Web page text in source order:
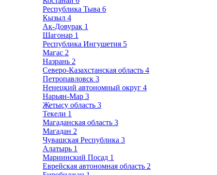
Республика Тыва 6
Кызыл 4
Ак-Довурак 1
Шагонар 1
Республика Ингушетия 5
Магас 2
Назрань 2
Северо-Казахстанская область 4
Петропавловск 3
Ненецкий автономный округ 4
Нарьян-Мар 3
Жетысу область 3
Текели 1
Магаданская область 3
Магадан 2
Чувашская Республика 3
Алатырь 1
Мариинский Посад 1
Еврейская автономная область 2